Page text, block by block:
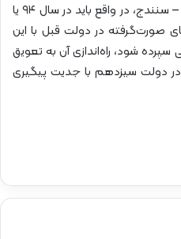
وی در ادامه گفت: راه‌آهن همدان – سنندج، در واقع باید در سال ۹۴ یا
صورت‌گرفته در دولت قبل با این
شود، راه‌اندازی آن به تعویق
در دولت سیزدهم با جدیت پیگیری